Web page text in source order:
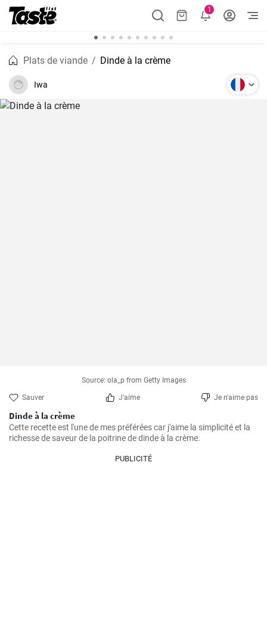
1
Plats de viande Dinde à la crème
Iwa
Source: ola_p from Getty Images
Sauver J'aime Je n'aime pas
Dinde à la crème
Cette recette est l'une de mes préférées car j'aime la simplicité et la
richesse de saveur de la poitrine de dinde à la crème.
PUBLICITÉ